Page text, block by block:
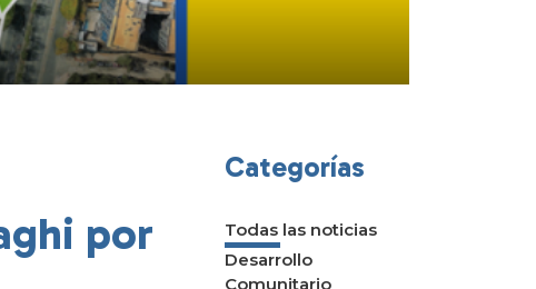
por
Categorías
Todas las noticias
Desarrollo
Comunitario